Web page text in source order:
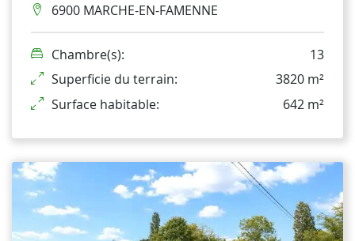
6900 MARCHE-EN-FAMENNE
Chambre(s):
13
Superficie du terrain:
3820 m²
Surface habitable:
642 m²